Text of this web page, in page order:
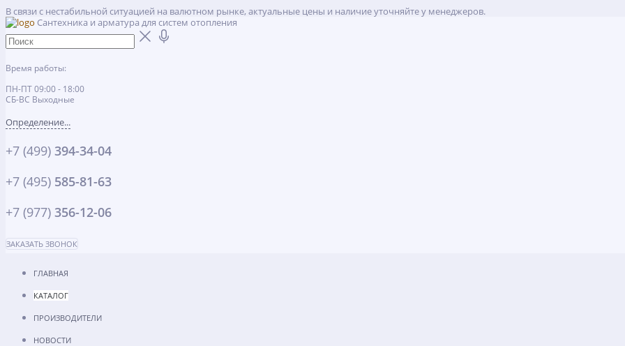
В связи с нестабильной ситуацией на валютном рынке, актуальные цены и наличие уточняйте у менеджеров.
Сантехника и арматура для систем отопления
Время работы:
ПН-ПТ 09:00 - 18:00
СБ-ВС Выходные
Определение...
+7 (499) 394-34-04
+7 (495) 585-81-63
+7 (977) 356-12-06
ЗАКАЗАТЬ ЗВОНОК
ГЛАВНАЯ
КАТАЛОГ
ПРОИЗВОДИТЕЛИ
НОВОСТИ